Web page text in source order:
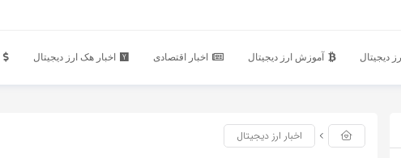
دیجیتال آموزش ارز دیجیتال اخبار اقتصادی اخبار هک ارز دیجیتال
اخبار ارز دیجیتال